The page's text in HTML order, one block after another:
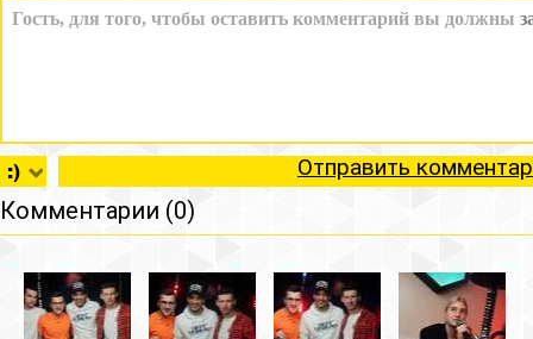
Отправить
Комментарии (0)